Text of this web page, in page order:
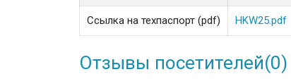
Ссылка на техпаспорт (pdf) HKW25.pdf
Отзывы посетителей(0)